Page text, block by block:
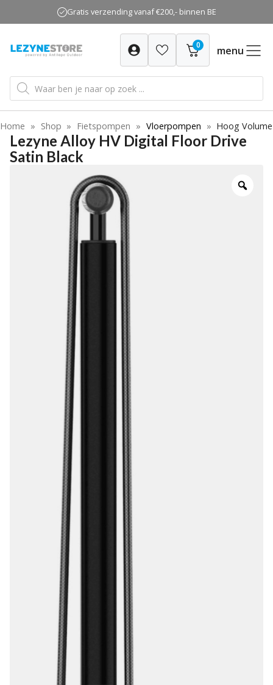
naar
inhoud
Gratis verzending vanaf €200,- binnen BE
0 menu
Producten
zoeken
Home » Shop » Fietspompen » Vloerpompen » Hoog Volume
Lezyne Alloy HV Digital Floor Drive
Satin Black